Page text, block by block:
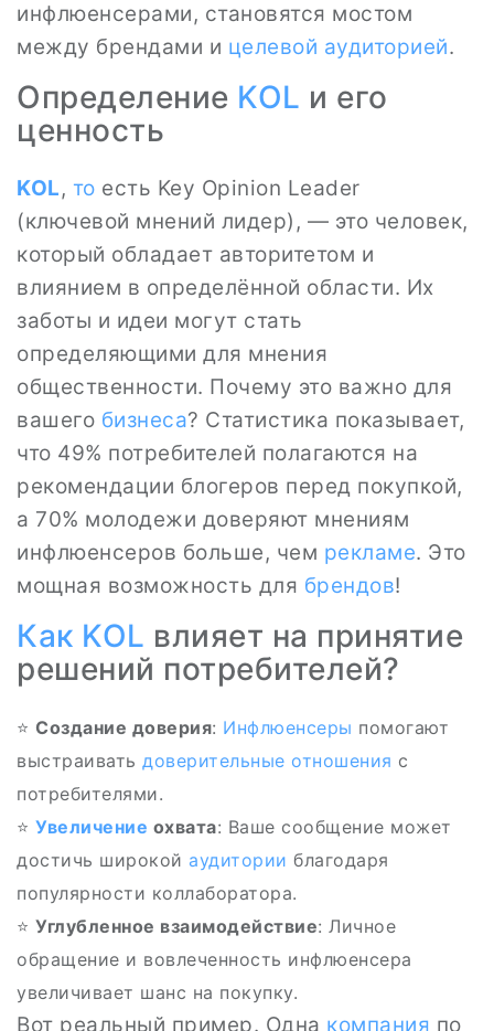
инфлюенсерами, становятся мостом
между брендами и целевой аудиторией.
Определение KOL и его
ценность
KOL, то есть Key Opinion Leader
(ключевой мнений лидер), — это человек,
который обладает авторитетом и
влиянием в определённой области. Их
заботы и идеи могут стать
определяющими для мнения
общественности. Почему это важно для
вашего бизнеса? Статистика показывает,
что 49% потребителей полагаются на
рекомендации блогеров перед покупкой,
а 70% молодежи доверяют мнениям
инфлюенсеров больше, чем рекламе. Это
мощная возможность для брендов!
Как KOL влияет на принятие
решений потребителей?
⭐ Создание доверия: Инфлюенсеры помогают
выстраивать доверительные отношения с
потребителями.
⭐️ Увеличение охвата: Ваше сообщение может
достичь широкой аудитории благодаря
популярности коллаборатора.
⭐ Углубленное взаимодействие: Личное
обращение и вовлеченность инфлюенсера
увеличивает шанс на покупку.
Вот реальный пример. Одна компания по